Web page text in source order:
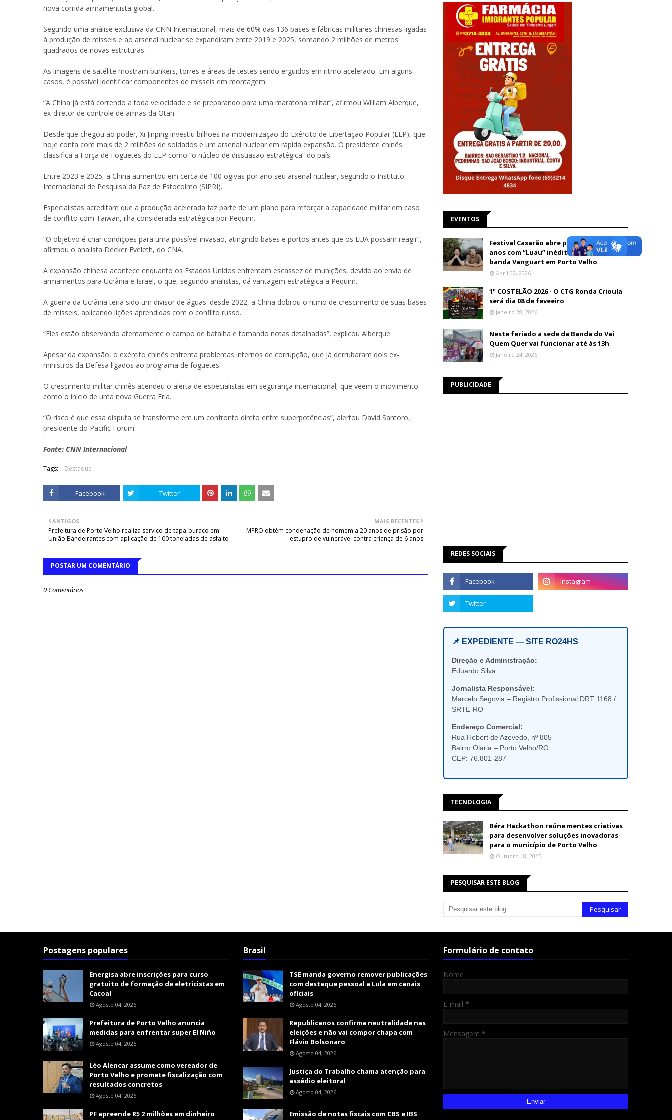
nova corrida armamentista global.
Segundo uma análise exclusiva da CNN Internacional, mais de 60% das 136 bases e fábricas militares chinesas ligadas
à produção de mísseis e ao arsenal nuclear se expandiram entre 2019 e 2025, somando 2 milhões de metros
quadrados de novas estruturas.
As imagens de satélite mostram bunkers, torres e áreas de testes sendo erguidos em ritmo acelerado. Em alguns
casos, é possível identificar componentes de mísseis em montagem.
“A China já está correndo a toda velocidade e se preparando para uma maratona militar”, afirmou William Alberque,
ex-diretor de controle de armas da Otan.
Desde que chegou ao poder, Xi Jinping investiu bilhões na modernização do Exército de Libertação Popular (ELP), que
hoje conta com mais de 2 milhões de soldados e um arsenal nuclear em rápida expansão. O presidente chinês
classifica a Força de Foguetes do ELP como “o núcleo de dissuasão estratégica” do país.
Entre 2023 e 2025, a China aumentou em cerca de 100 ogivas por ano seu arsenal nuclear, segundo o Instituto
Internacional de Pesquisa da Paz de Estocolmo (SIPRI).
Especialistas acreditam que a produção acelerada faz parte de um plano para reforçar a capacidade militar em caso
de conflito com Taiwan, ilha considerada estratégica por Pequim.
“O objetivo é criar condições para uma possível invasão, atingindo bases e portos antes que os EUA possam reagir”,
afirmou o analista Decker Eveleth, do CNA.
A expansão chinesa acontece enquanto os Estados Unidos enfrentam escassez de munições, devido ao envio de
armamentos para Ucrânia e Israel, o que, segundo analistas, dá vantagem estratégica a Pequim.
A guerra da Ucrânia teria sido um divisor de águas: desde 2022, a China dobrou o ritmo de crescimento de suas bases
de mísseis, aplicando lições aprendidas com o conflito russo.
“Eles estão observando atentamente o campo de batalha e tomando notas detalhadas”, explicou Alberque.
Apesar da expansão, o exército chinês enfrenta problemas internos de corrupção, que já derrubaram dois ex-
ministros da Defesa ligados ao programa de foguetes.
O crescimento militar chinês acendeu o alerta de especialistas em segurança internacional, que veem o movimento
como o início de uma nova Guerra Fria.
“O risco é que essa disputa se transforme em um confronto direto entre superpotências”, alertou David Santoro,
presidente do Pacific Forum.
Fonte: CNN Internacional
Tags: Destaque
Facebook Twitter
MAIS RECENTES
MPRO obtém condenação de homem a 20 anos de prisão por
estupro de vulnerável contra criança de 6 anos
ANTIGOS
Prefeitura de Porto Velho realiza serviço de tapa-buraco em
União Bandeirantes com aplicação de 100 toneladas de asfalto
POSTAR UM COMENTÁRIO
0 Comentários
EVENTOS
Festival Casarão abre programação de 26
anos com “Luau” inédito e show da
banda Vanguart em Porto Velho
Abril 02, 2026
1º COSTELÃO 2026 - O CTG Ronda Crioula
será dia 08 de feveeiro
Janeiro 28, 2026
Neste feriado a sede da Banda do Vai
Quem Quer vai funcionar até às 13h
Janeiro 24, 2026
PUBLICIDADE
REDES SOCIAIS
📌 EXPEDIENTE — SITE RO24HS
Direção e Administração:
Eduardo Silva
Jornalista Responsável:
Marcelo Segovia – Registro Profissional DRT 1168 /
SRTE-RO
Endereço Comercial:
Rua Hebert de Azevedo, nº 805
Bairro Olaria – Porto Velho/RO
CEP: 76.801-287
TECNOLOGIA
Béra Hackathon reúne mentes criativas
para desenvolver soluções inovadoras
para o município de Porto Velho
Outubro 18, 2025
PESQUISAR ESTE BLOG
Postagens populares
Energisa abre inscrições para curso
gratuito de formação de eletricistas em
Cacoal
Agosto 04, 2026
Prefeitura de Porto Velho anuncia
medidas para enfrentar super El Niño
Agosto 04, 2026
Léo Alencar assume como vereador de
Porto Velho e promete fiscalização com
resultados concretos
Agosto 04, 2026
PF apreende R$ 2 milhões em dinheiro
Brasil
TSE manda governo remover publicações
com destaque pessoal a Lula em canais
oficiais
Agosto 04, 2026
Republicanos confirma neutralidade nas
eleições e não vai compor chapa com
Flávio Bolsonaro
Agosto 04, 2026
Justiça do Trabalho chama atenção para
assédio eleitoral
Agosto 04, 2026
Emissão de notas fiscais com CBS e IBS
Formulário de contato
Nome
E-mail *
Mensagem *